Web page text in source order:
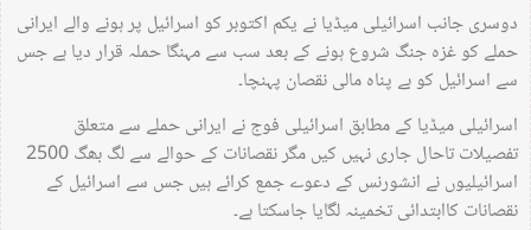
دوسری جانب اسرائیلی میڈیا نے یکم اکتوبر کو اسرائیل پر ہونے والے ایرانی
حملے کو غزہ جنگ شروع ہونے کے بعد سب سے مہنگا حملہ قرار دیا ہے جس
سے اسرائیل کو بے پناہ مالی نقصان پہنچا۔
اسرائیلی میڈیا کے مطابق اسرائیلی فوج نے ایرانی حملے سے متعلق
تفصیلات تاحال جاری نہیں کیں مگر نقصانات کے حوالے سے لگ بھگ 2500
اسرائیلیوں نے انشورنس کے دعوے جمع کرائے ہیں جس سے اسرائیل کے
نقصانات کاابتدائی تخمینہ لگایا جاسکتا ہے۔